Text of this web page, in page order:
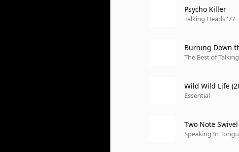
Psycho Killer
Talking Heads '77
Burning Down
The Best of
Wild Wild Life
Essential
Two Note Swivel
Speaking In